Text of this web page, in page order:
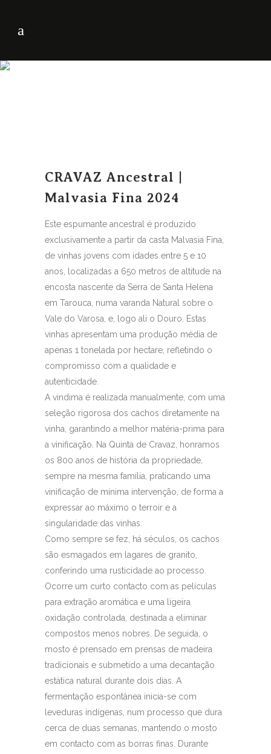
CRAVAZ Ancestral |
Malvasia Fina 2024
Este espumante ancestral é produzido
exclusivamente a partir da casta Malvasia Fina,
de vinhas jovens com idades entre 5 e 10
anos, localizadas a 650 metros de altitude na
encosta nascente da Serra de Santa Helena
em Tarouca, numa varanda Natural sobre o
Vale do Varosa, e, logo ali o Douro. Estas
vinhas apresentam uma produção média de
apenas 1 tonelada por hectare, refletindo o
compromisso com a qualidade e
autenticidade.
A vindima é realizada manualmente, com uma
seleção rigorosa dos cachos diretamente na
vinha, garantindo a melhor matéria-prima para
a vinificação. Na Quinta de Cravaz, honramos
os 800 anos de história da propriedade,
sempre na mesma família, praticando uma
vinificação de mínima intervenção, de forma a
expressar ao máximo o terroir e a
singularidade das vinhas.
Como sempre se fez, há séculos, os cachos
são esmagados em lagares de granito,
conferindo uma rusticidade ao processo.
Ocorre um curto contacto com as películas
para extração aromática e uma ligeira
oxidação controlada, destinada a eliminar
compostos menos nobres. De seguida, o
mosto é prensado em prensas de madeira
tradicionais e submetido a uma decantação
estática natural durante dois dias. A
fermentação espontânea inicia-se com
leveduras indígenas, num processo que dura
cerca de duas semanas, mantendo o mosto
em contacto com as borras finas. Durante